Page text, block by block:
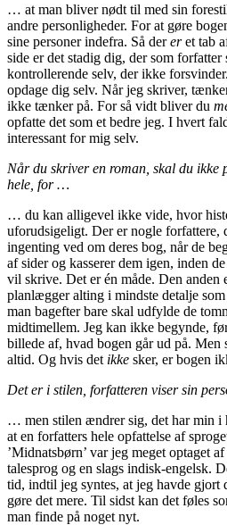
… at man bliver nødt til med sin
andre personligheder. For at gøre
sine personer indefra. Så dereret tab
side er det stadig dig, der som forfatter
kontrollerende selv, der ikke
opdage dig selv. Når jeg skriver,
ikke tænker på. For så vidt bliver du
opfatte det som et bedre jeg. I hvert
interessant for mig selv.
Når du skriver en roman, skal du ikke
hele, for …
… du kan alligevel ikke vide, hvor
uforudsigeligt. Der er nogle forfattere,
ingenting ved om deres bog, når de
af sider og kasserer dem igen, inden
vil skrive. Det er én måde. Den anden
planlægger alting i mindste detalje
man bagefter bare skal udfylde de
midtimellem. Jeg kan ikke begynde,
billede af, hvad bogen går ud på.
altid. Og hvis det ikke sker, er bogen
Det er i stilen, forfatteren viser sin
… men stilen ændrer sig, det har min i
at en forfatters hele opfattelse af
’Midnatsbørn’ var jeg meget optaget
talesprog og en slags indisk-engelsk.
tid, indtil jeg syntes, at jeg havde gjort
gøre det mere. Til sidst kan det føles
man finde på noget nyt.